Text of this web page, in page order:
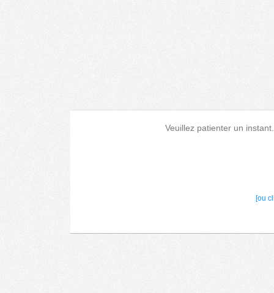
Veuillez patienter un
[ou